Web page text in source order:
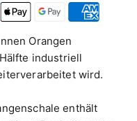
Orangen
industriell
wird.
enthält